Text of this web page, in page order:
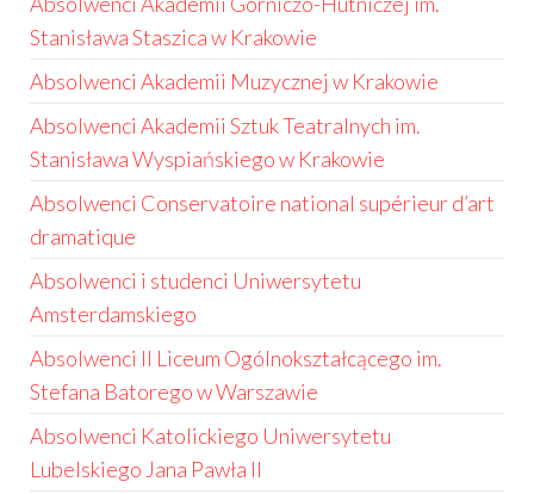
Stanisława Staszica w Krakowie
Absolwenci Akademii Muzycznej w Krakowie
Absolwenci Akademii Sztuk Teatralnych im.
Stanisława Wyspiańskiego w Krakowie
Absolwenci Conservatoire national supérieur d’art
dramatique
Absolwenci i studenci Uniwersytetu
Amsterdamskiego
Absolwenci II Liceum Ogólnokształcącego im.
Stefana Batorego w Warszawie
Absolwenci Katolickiego Uniwersytetu
Lubelskiego Jana Pawła II